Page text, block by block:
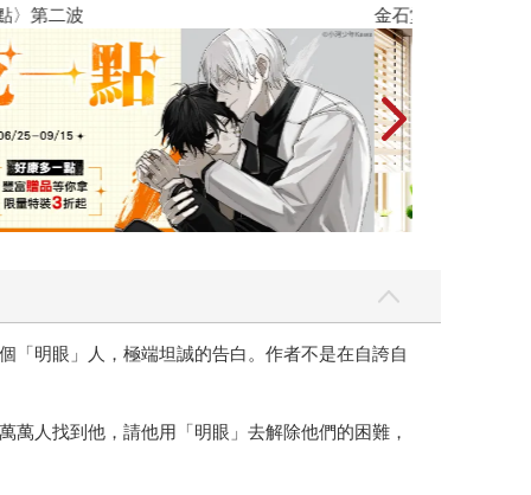
點〉第二波 金石堂2026海
「明眼」人，極端坦誠的告白。作者不是在自誇自
人找到他，請他用「明眼」去解除他們的困難，